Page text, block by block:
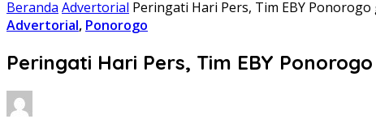
Beranda Advertorial Peringati Hari Pers, Tim EBY
Advertorial, Ponorogo
Peringati Hari Pers, Tim EBY